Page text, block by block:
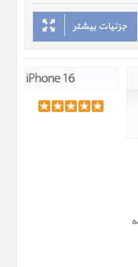
جزئیات بیشتر